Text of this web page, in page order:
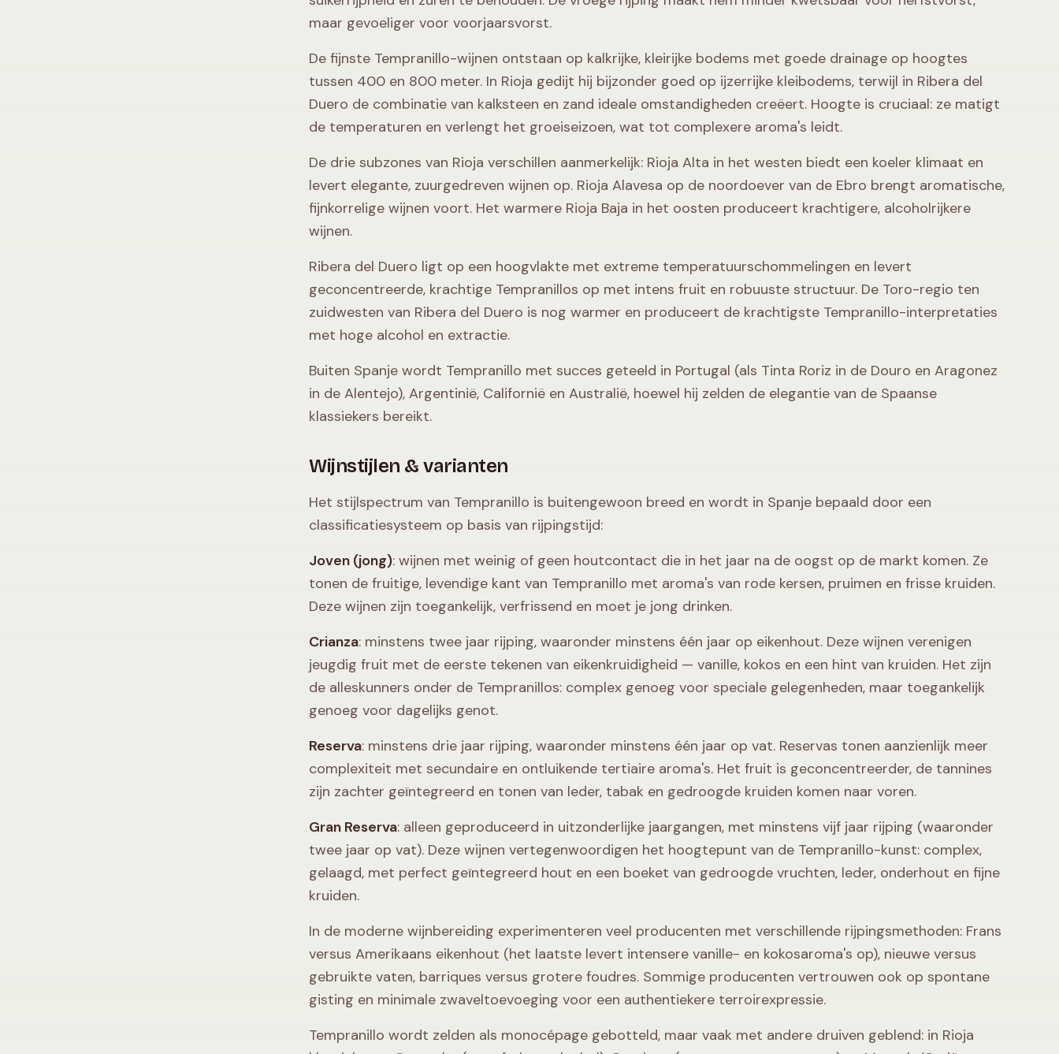
maar gevoeliger voor voorjaarsvorst.
De fijnste Tempranillo-wijnen ontstaan op kalkrijke, kleirijke bodems met goede drainage op hoogtes
tussen 400 en 800 meter. In Rioja gedijt hij bijzonder goed op ijzerrijke kleibodems, terwijl in Ribera del
Duero de combinatie van kalksteen en zand ideale omstandigheden creëert. Hoogte is cruciaal: ze matigt
de temperaturen en verlengt het groeiseizoen, wat tot complexere aroma's leidt.
De drie subzones van Rioja verschillen aanmerkelijk: Rioja Alta in het westen biedt een koeler klimaat en
levert elegante, zuurgedreven wijnen op. Rioja Alavesa op de noordoever van de Ebro brengt aromatische,
fijnkorrelige wijnen voort. Het warmere Rioja Baja in het oosten produceert krachtigere, alcoholrijkere
wijnen.
Ribera del Duero ligt op een hoogvlakte met extreme temperatuurschommelingen en levert
geconcentreerde, krachtige Tempranillos op met intens fruit en robuuste structuur. De Toro-regio ten
zuidwesten van Ribera del Duero is nog warmer en produceert de krachtigste Tempranillo-interpretaties
met hoge alcohol en extractie.
Buiten Spanje wordt Tempranillo met succes geteeld in Portugal (als Tinta Roriz in de Douro en Aragonez
in de Alentejo), Argentinië, Californië en Australië, hoewel hij zelden de elegantie van de Spaanse
klassiekers bereikt.
Wijnstijlen & varianten
Het stijlspectrum van Tempranillo is buitengewoon breed en wordt in Spanje bepaald door een
classificatiesysteem op basis van rijpingstijd:
Joven (jong): wijnen met weinig of geen houtcontact die in het jaar na de oogst op de markt komen. Ze
tonen de fruitige, levendige kant van Tempranillo met aroma's van rode kersen, pruimen en frisse kruiden.
Deze wijnen zijn toegankelijk, verfrissend en moet je jong drinken.
Crianza: minstens twee jaar rijping, waaronder minstens één jaar op eikenhout. Deze wijnen verenigen
jeugdig fruit met de eerste tekenen van eikenkruidigheid — vanille, kokos en een hint van kruiden. Het zijn
de alleskunners onder de Tempranillos: complex genoeg voor speciale gelegenheden, maar toegankelijk
genoeg voor dagelijks genot.
Reserva: minstens drie jaar rijping, waaronder minstens één jaar op vat. Reservas tonen aanzienlijk meer
complexiteit met secundaire en ontluikende tertiaire aroma's. Het fruit is geconcentreerder, de tannines
zijn zachter geïntegreerd en tonen van leder, tabak en gedroogde kruiden komen naar voren.
Gran Reserva: alleen geproduceerd in uitzonderlijke jaargangen, met minstens vijf jaar rijping (waaronder
twee jaar op vat). Deze wijnen vertegenwoordigen het hoogtepunt van de Tempranillo-kunst: complex,
gelaagd, met perfect geïntegreerd hout en een boeket van gedroogde vruchten, leder, onderhout en fijne
kruiden.
In de moderne wijnbereiding experimenteren veel producenten met verschillende rijpingsmethoden: Frans
versus Amerikaans eikenhout (het laatste levert intensere vanille- en kokosaroma's op), nieuwe versus
gebruikte vaten, barriques versus grotere foudres. Sommige producenten vertrouwen ook op spontane
gisting en minimale zwaveltoevoeging voor een authentiekere terroirexpressie.
Tempranillo wordt zelden als monocépage gebotteld, maar vaak met andere druiven geblend: in Rioja